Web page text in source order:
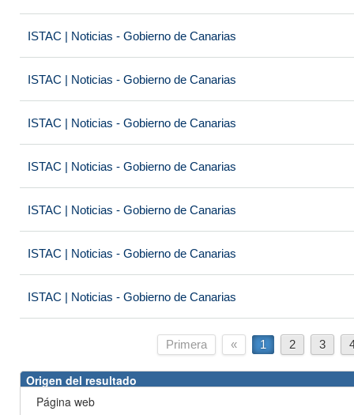
ISTAC | Noticias - Gobierno de Canarias
ISTAC | Noticias - Gobierno de Canarias
ISTAC | Noticias - Gobierno de Canarias
ISTAC | Noticias - Gobierno de Canarias
ISTAC | Noticias - Gobierno de Canarias
ISTAC | Noticias - Gobierno de Canarias
ISTAC | Noticias - Gobierno de Canarias
Primera « 1 2 3
Origen del resultado
Página web